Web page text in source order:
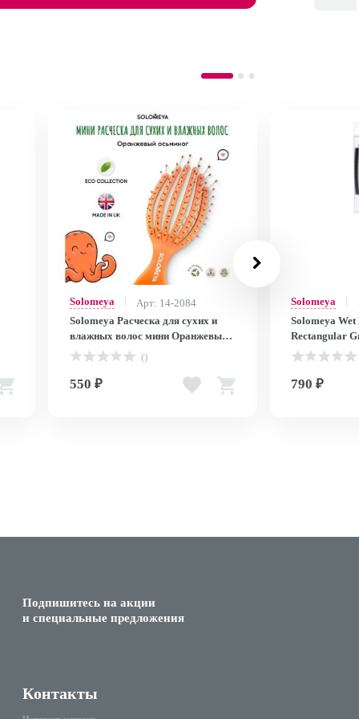
Solomeya
Арт: 14-2084
Solomeya Расческа для сухих и
влажных волос мини Оранжевый
Осьминог/Detangling octopus brush
for dry hair and wet hair mini
Orange
()
550 ₽
Solomeya
Solomeya
Rectangular Grape / Расческа для
сухих и
790 ₽
Подпишитесь на акции
и специальные предложения
Контакты